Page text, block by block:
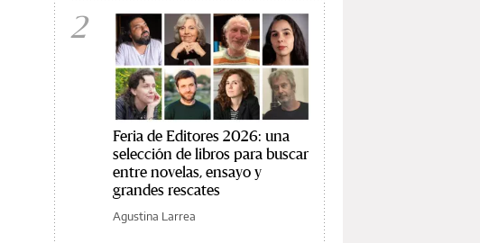
2
Feria de Editores 2026: una
selección de libros para buscar
entre novelas, ensayo y
grandes rescates
Agustina Larrea